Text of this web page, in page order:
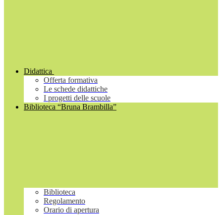
Didattica
Offerta formativa
Le schede didattiche
I progetti delle scuole
Biblioteca “Bruna Brambilla”
Biblioteca
Regolamento
Orario di apertura